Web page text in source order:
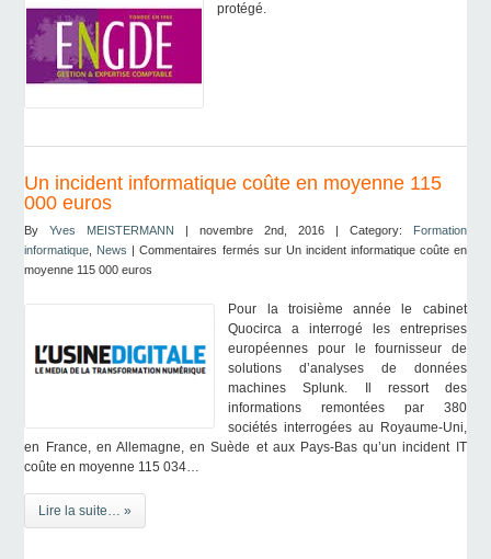
protégé.
Un incident informatique coûte en moyenne 115
000 euros
ByYves MEISTERMANN | novembre 2nd, 2016 | Category:
Formation
informatique
News |Commentaires fermés sur Un incident informatique coûte en
moyenne 115 000 euros
Pour la troisième année le cabinet
Quocirca a interrogé les entreprises
européennes pour le fournisseur de
solutions d’analyses de données
machines Splunk. Il ressort des
informations remontées par 380
sociétés interrogées au Royaume-Uni,
en France, en Allemagne, en Suède et aux Pays-Bas qu’un incident IT
coûte en moyenne 115 034…
Lire la suite… »